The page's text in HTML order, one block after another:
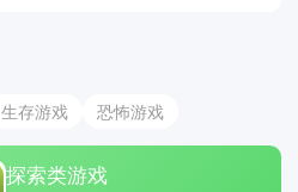
生存游戏 恐怖游戏
探索类游戏